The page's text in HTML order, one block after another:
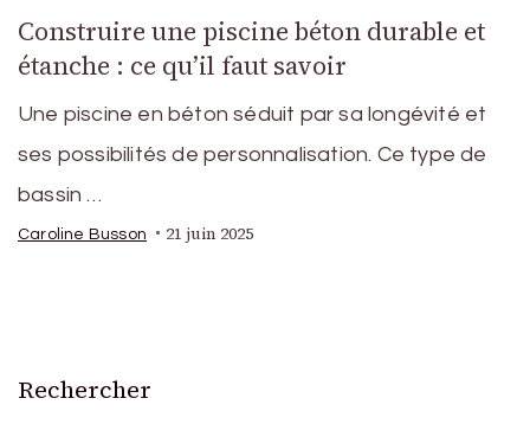
Construire une piscine béton durable et
étanche : ce qu’il faut savoir
Une piscine en béton séduit par sa longévité et
ses possibilités de personnalisation. Ce type de
bassin …
Caroline Busson 21 juin 2025
Rechercher